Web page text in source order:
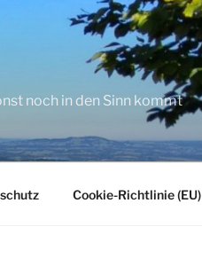
noch in den Sinn kommt
Cookie-Richtlinie (EU)